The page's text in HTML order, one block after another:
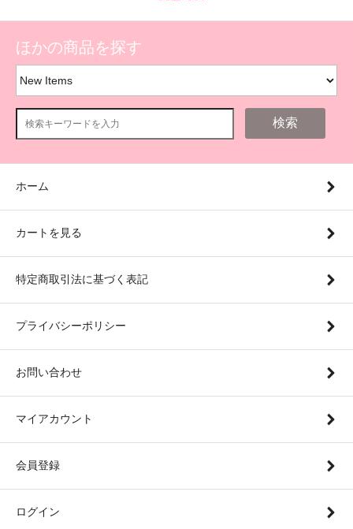
ほかの商品を探す
検索
ホーム
カートを見る
特定商取引法に基づく表記
プライバシーポリシー
お問い合わせ
マイアカウント
会員登録
ログイン